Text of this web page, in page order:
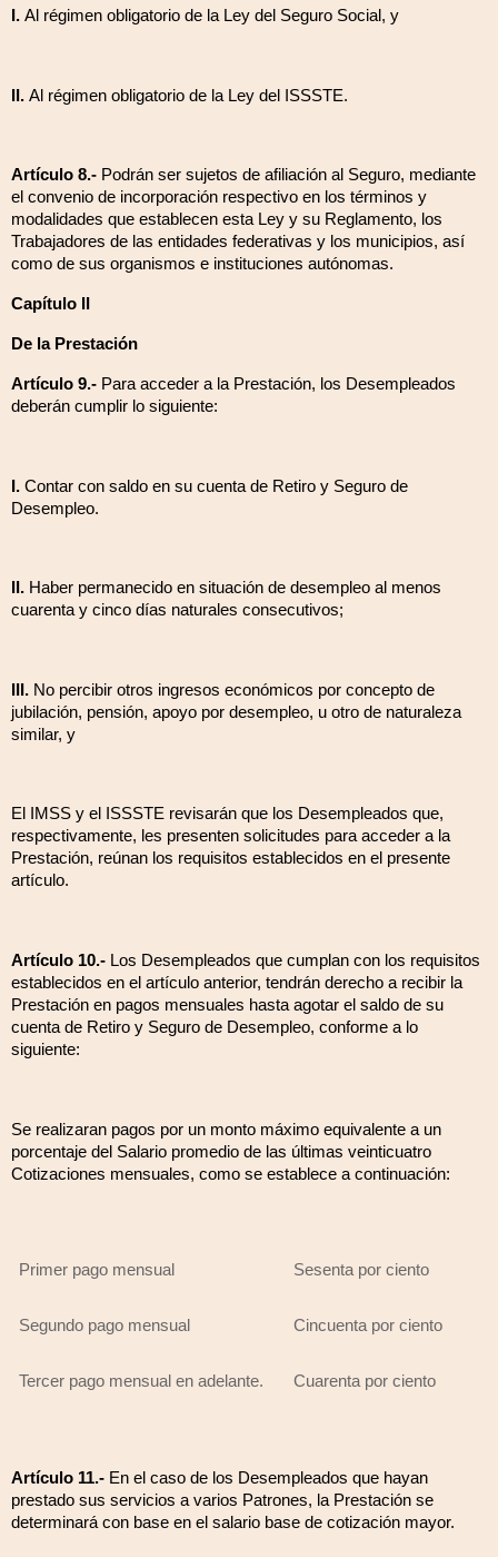
I. Al régimen obligatorio de la Ley del Seguro Social, y
II. Al régimen obligatorio de la Ley del ISSSTE.
Artículo 8.- Podrán ser sujetos de afiliación al Seguro, mediante
el convenio de incorporación respectivo en los términos y
modalidades que establecen esta Ley y su Reglamento, los
Trabajadores de las entidades federativas y los municipios, así
como de sus organismos e instituciones autónomas.
Capítulo II
De la Prestación
Artículo 9.- Para acceder a la Prestación, los Desempleados
deberán cumplir lo siguiente:
I. Contar con saldo en su cuenta de Retiro y Seguro de
Desempleo.
II. Haber permanecido en situación de desempleo al menos
cuarenta y cinco días naturales consecutivos;
III. No percibir otros ingresos económicos por concepto de
jubilación, pensión, apoyo por desempleo, u otro de naturaleza
similar, y
El IMSS y el ISSSTE revisarán que los Desempleados que,
respectivamente, les presenten solicitudes para acceder a la
Prestación, reúnan los requisitos establecidos en el presente
artículo.
Artículo 10.- Los Desempleados que cumplan con los requisitos
establecidos en el artículo anterior, tendrán derecho a recibir la
Prestación en pagos mensuales hasta agotar el saldo de su
cuenta de Retiro y Seguro de Desempleo, conforme a lo
siguiente:
Se realizaran pagos por un monto máximo equivalente a un
porcentaje del Salario promedio de las últimas veinticuatro
Cotizaciones mensuales, como se establece a continuación:
Primer pago mensual Sesenta por ciento
Segundo pago mensual Cincuenta por ciento
Tercer pago mensual en adelante. Cuarenta por ciento
Artículo 11.- En el caso de los Desempleados que hayan
prestado sus servicios a varios Patrones, la Prestación se
determinará con base en el salario base de cotización mayor.